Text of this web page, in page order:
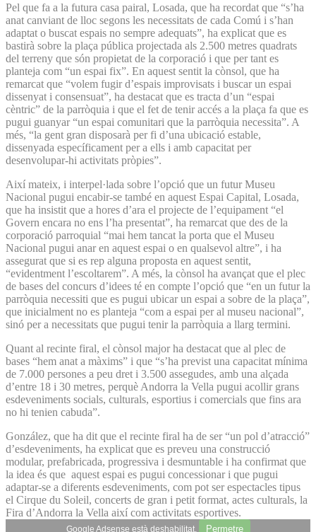
Pel que fa a la futura casa pairal, Losada, que ha recordat que “s’ha
anat canviant de lloc segons les necessitats de cada Comú i s’han
adaptat o buscat espais no sempre adequats”, ha explicat que es
bastirà sobre la plaça pública projectada als 2.500 metres quadrats
del terreny que són propietat de la corporació i que per tant es
planteja com “un espai fix”. En aquest sentit la cònsol, que ha
remarcat que “volem fugir d’espais improvisats i buscar un espai
dissenyat i consensuat”, ha destacat que es tracta d’un “espai
cèntric” de la parròquia i que el fet de tenir accés a la plaça fa que es
pugui guanyar “un espai comunitari que la parròquia necessita”. A
més, “la gent gran disposarà per fi d’una ubicació estable,
dissenyada específicament per a ells i amb capacitat per
desenvolupar-hi activitats pròpies”.
Així mateix, i interpel·lada sobre l’opció que un futur Museu
Nacional pugui encabir-se també en aquest Espai Capital, Losada,
que ha insistit que a hores d’ara el projecte de l’equipament “el
Govern encara no ens l’ha presentat”, ha remarcat que des de la
corporació parroquial “mai hem tancat la porta que el Museu
Nacional pugui anar en aquest espai o en qualsevol altre”, i ha
assegurat que si es rep alguna proposta en aquest sentit,
“evidentment l’escoltarem”. A més, la cònsol ha avançat que el plec
de bases del concurs d’idees té en compte l’opció que “en un futur la
parròquia necessiti que es pugui ubicar un espai a sobre de la plaça”,
que inicialment no es planteja “com a espai per al museu nacional”,
sinó per a necessitats que pugui tenir la parròquia a llarg termini.
Quant al recinte firal, el cònsol major ha destacat que al plec de
bases “hem anat a màxims” i que “s’ha previst una capacitat mínima
de 7.000 persones a peu dret i 3.500 assegudes, amb una alçada
d’entre 18 i 30 metres, perquè Andorra la Vella pugui acollir grans
esdeveniments socials, culturals, esportius i comercials que fins ara
no hi tenien cabuda”.
González, que ha dit que el recinte firal ha de ser “un pol d’atracció”
d’esdeveniments, ha explicat que es preveu una construcció
modular, prefabricada, progressiva i desmuntable i ha confirmat que
la idea és que aquest espai es pugui concessionar i que pugui
adaptar-se a diferents esdeveniments, com pot ser espectacles tipus
el Cirque du Soleil, concerts de gran i petit format, actes culturals, la
Fira d’Andorra la Vella així com activitats esportives.
Google Adsense està deshabilitat. Permetre